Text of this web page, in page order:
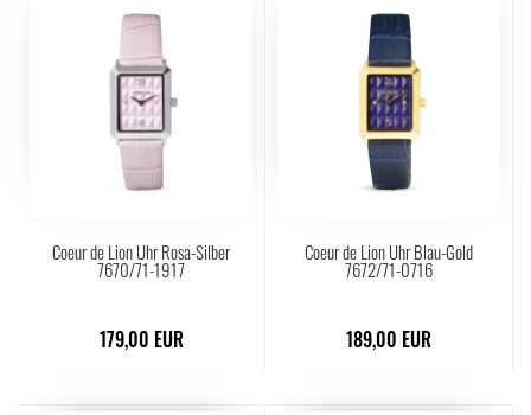
Coeur de Lion Uhr Rosa-Silber
7670/71-1917
179,00 EUR
Coeur de Lion Uhr Blau-Gold
7672/71-0716
189,00 EUR